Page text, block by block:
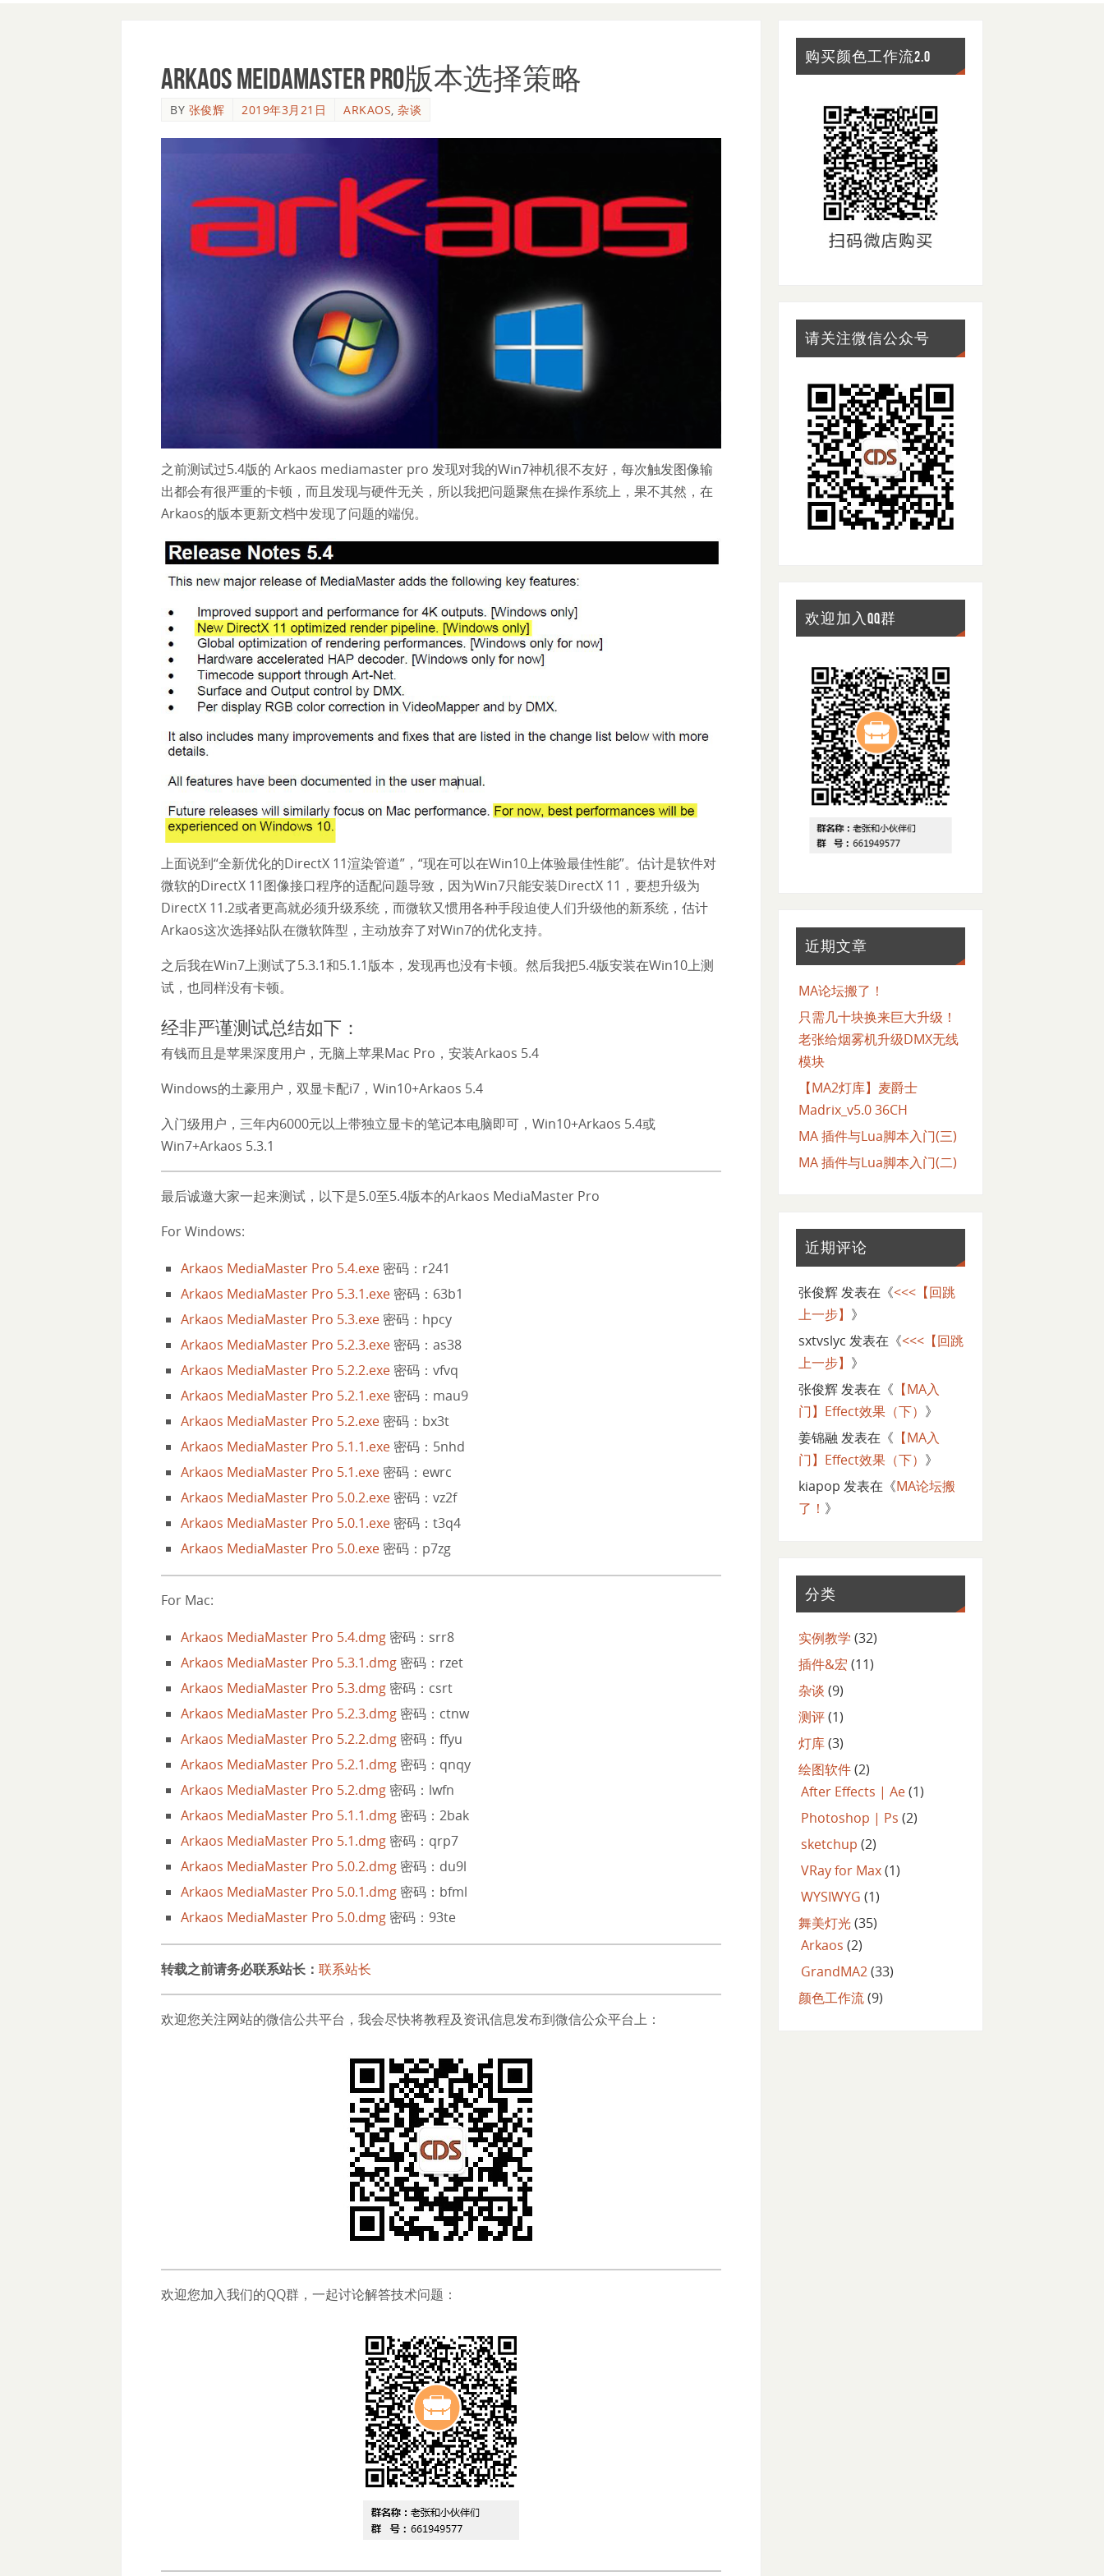
Arkaos MeidaMaster Pro版本选择策略
BY 张俊辉 2019年3月21日 ARKAOS, 杂谈
之前测试过5.4版的 Arkaos mediamaster pro 发现对我的Win7神机很不友好，每次触发图像输
出都会有很严重的卡顿，而且发现与硬件无关，所以我把问题聚焦在操作系统上，果不其然，在
Arkaos的版本更新文档中发现了问题的端倪。
上面说到“全新优化的DirectX 11渲染管道”，“现在可以在Win10上体验最佳性能”。估计是软件对
微软的DirectX 11图像接口程序的适配问题导致，因为Win7只能安装DirectX 11，要想升级为
DirectX 11.2或者更高就必须升级系统，而微软又惯用各种手段迫使人们升级他的新系统，估计
Arkaos这次选择站队在微软阵型，主动放弃了对Win7的优化支持。
之后我在Win7上测试了5.3.1和5.1.1版本，发现再也没有卡顿。然后我把5.4版安装在Win10上测
试，也同样没有卡顿。
经非严谨测试总结如下：
有钱而且是苹果深度用户，无脑上苹果Mac Pro，安装Arkaos 5.4
Windows的土豪用户，双显卡配i7，Win10+Arkaos 5.4
入门级用户，三年内6000元以上带独立显卡的笔记本电脑即可，Win10+Arkaos 5.4或
Win7+Arkaos 5.3.1
最后诚邀大家一起来测试，以下是5.0至5.4版本的Arkaos MediaMaster Pro
For Windows:
Arkaos MediaMaster Pro 5.4.exe 密码：r241
Arkaos MediaMaster Pro 5.3.1.exe 密码：63b1
Arkaos MediaMaster Pro 5.3.exe 密码：hpcy
Arkaos MediaMaster Pro 5.2.3.exe 密码：as38
Arkaos MediaMaster Pro 5.2.2.exe 密码：vfvq
Arkaos MediaMaster Pro 5.2.1.exe 密码：mau9
Arkaos MediaMaster Pro 5.2.exe 密码：bx3t
Arkaos MediaMaster Pro 5.1.1.exe 密码：5nhd
Arkaos MediaMaster Pro 5.1.exe 密码：ewrc
Arkaos MediaMaster Pro 5.0.2.exe 密码：vz2f
Arkaos MediaMaster Pro 5.0.1.exe 密码：t3q4
Arkaos MediaMaster Pro 5.0.exe 密码：p7zg
For Mac:
Arkaos MediaMaster Pro 5.4.dmg 密码：srr8
Arkaos MediaMaster Pro 5.3.1.dmg 密码：rzet
Arkaos MediaMaster Pro 5.3.dmg 密码：csrt
Arkaos MediaMaster Pro 5.2.3.dmg 密码：ctnw
Arkaos MediaMaster Pro 5.2.2.dmg 密码：ffyu
Arkaos MediaMaster Pro 5.2.1.dmg 密码：qnqy
Arkaos MediaMaster Pro 5.2.dmg 密码：lwfn
Arkaos MediaMaster Pro 5.1.1.dmg 密码：2bak
Arkaos MediaMaster Pro 5.1.dmg 密码：qrp7
Arkaos MediaMaster Pro 5.0.2.dmg 密码：du9l
Arkaos MediaMaster Pro 5.0.1.dmg 密码：bfml
Arkaos MediaMaster Pro 5.0.dmg 密码：93te
转载之前请务必联系站长： 联系站长
欢迎您关注网站的微信公共平台，我会尽快将教程及资讯信息发布到微信公众平台上：
欢迎您加入我们的QQ群，一起讨论解答技术问题：
购买颜色工作流2.0
请关注微信公众号
欢迎加入QQ群
近期文章
MA论坛搬了！
只需几十块换来巨大升级！
老张给烟雾机升级DMX无线
模块
【MA2灯库】麦爵士
Madrix_v5.0 36CH
MA 插件与Lua脚本入门(三)
MA 插件与Lua脚本入门(二)
近期评论
张俊辉 发表在《<<<【回跳
上一步】 》
sxtvslyc 发表在《<<<【回跳
上一步】 》
张俊辉 发表在《 【MA入
门】Effect效果（下） 》
姜锦融 发表在《 【MA入
门】Effect效果（下） 》
kiapop 发表在《MA论坛搬
了！ 》
分类
实例教学 (32)
插件&宏 (11)
杂谈 (9)
测评(1)
灯库(3)
绘图软件(2)
After Effects | Ae(1)
Photoshop | Ps (2)
sketchup (2)
VRay for Max(1)
WYSIWYG (1)
舞美灯光(35)
Arkaos (2)
GrandMA2(33)
颜色工作流(9)